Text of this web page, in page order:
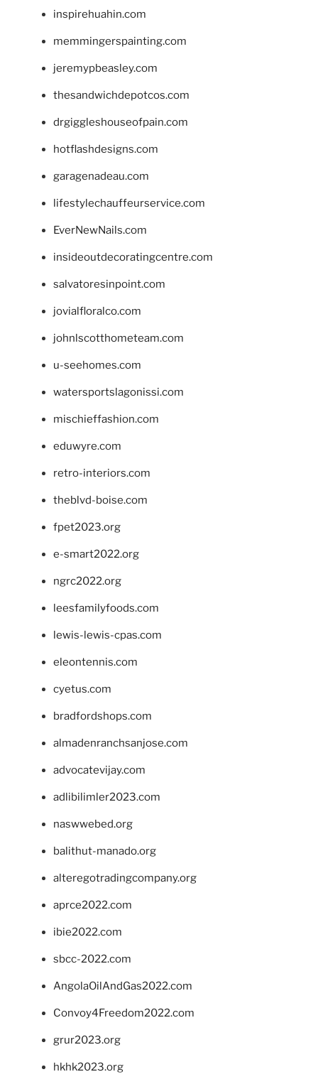
inspirehuahin.com
memmingerspainting.com
jeremypbeasley.com
thesandwichdepotcos.com
drgiggleshouseofpain.com
hotflashdesigns.com
garagenadeau.com
lifestylechauffeurservice.com
EverNewNails.com
insideoutdecoratingcentre.com
salvatoresinpoint.com
jovialfloralco.com
johnlscotthometeam.com
u-seehomes.com
watersportslagonissi.com
mischieffashion.com
eduwyre.com
retro-interiors.com
theblvd-boise.com
fpet2023.org
e-smart2022.org
ngrc2022.org
leesfamilyfoods.com
lewis-lewis-cpas.com
eleontennis.com
cyetus.com
bradfordshops.com
almadenranchsanjose.com
advocatevijay.com
adlibilimler2023.com
naswwebed.org
balithut-manado.org
alteregotradingcompany.org
aprce2022.com
ibie2022.com
sbcc-2022.com
AngolaOilAndGas2022.com
Convoy4Freedom2022.com
grur2023.org
hkhk2023.org